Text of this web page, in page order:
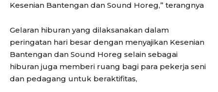
Kesenian Bantengan dan Sound Horeg,” terangnya
Gelaran hiburan yang dilaksanakan dalam
peringatan hari besar dengan menyajikan Kesenian
Bantengan dan Sound Horeg selain sebagai
hiburan juga memberi ruang bagi para pekerja seni
dan pedagang untuk beraktifitas,